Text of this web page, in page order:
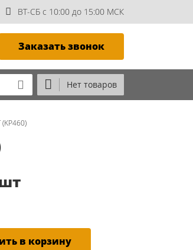
ВТ-СБ с 10:00 до 15:00 МСК
Заказать звонок
Нет товаров
в корзину